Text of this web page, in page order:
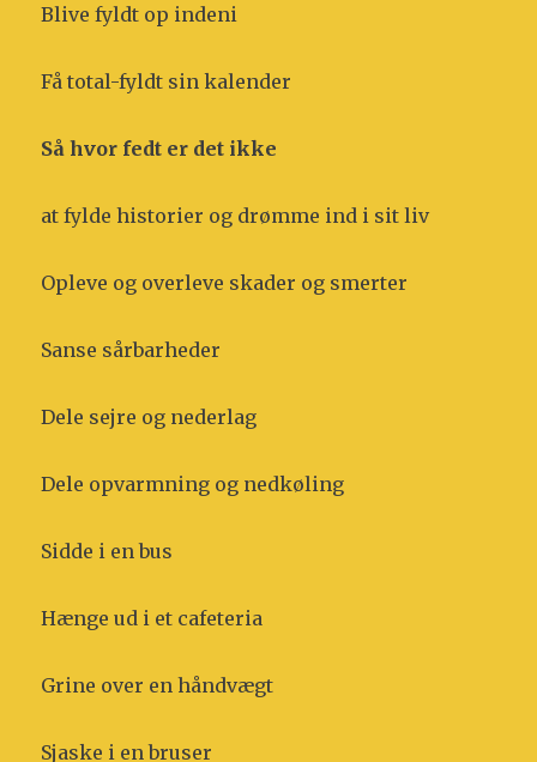
Blive fyldt op indeni
Få total-fyldt sin kalender
Så hvor fedt er det ikke
at fylde historier og drømme ind i sit liv
Opleve og overleve skader og smerter
Sanse sårbarheder
Dele sejre og nederlag
Dele opvarmning og nedkøling
Sidde i en bus
Hænge ud i et cafeteria
Grine over en håndvægt
Sjaske i en bruser